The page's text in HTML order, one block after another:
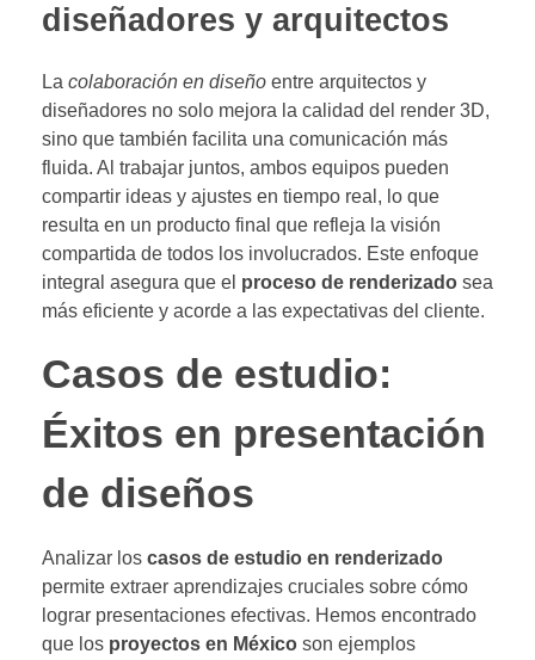
diseñadores y arquitectos
La colaboración en diseño entre arquitectos y
diseñadores no solo mejora la calidad del render 3D,
sino que también facilita una comunicación más
fluida. Al trabajar juntos, ambos equipos pueden
compartir ideas y ajustes en tiempo real, lo que
resulta en un producto final que refleja la visión
compartida de todos los involucrados. Este enfoque
integral asegura que el proceso de renderizado sea
más eficiente y acorde a las expectativas del cliente.
Casos de estudio:
Éxitos en presentación
de diseños
Analizar los casos de estudio en renderizado
permite extraer aprendizajes cruciales sobre cómo
lograr presentaciones efectivas. Hemos encontrado
que los proyectos en México son ejemplos